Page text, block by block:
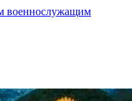
военнослужащим